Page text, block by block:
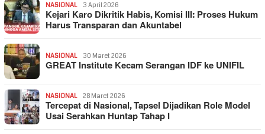
NASIONAL 3 April 2026
Kejari Karo Dikritik Habis, Komisi III: Proses Hukum
Harus Transparan dan Akuntabel
NASIONAL 30 Maret 2026
GREAT Institute Kecam Serangan IDF ke UNIFIL
NASIONAL 28 Maret 2026
Tercepat di Nasional, Tapsel Dijadikan Role Model
Usai Serahkan Huntap Tahap I